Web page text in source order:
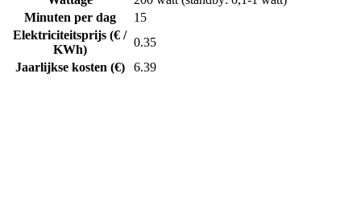
Minuten per dag
15
Elektriciteitsprijs (€ /
KWh)
0.35
Jaarlijkse kosten (€)
6.39